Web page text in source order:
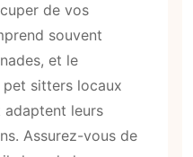
de vos
souvent
et le
sitters locaux
leurs
Assurez-vous de